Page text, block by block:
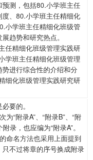
测，包括80.小学班主任
、80.小学班主任精细化
小学班主任精细化班级管
趋势和研究热点。
任精细化班级管理实践研
学班主任精细化班级管理
进行综合性的介绍和分
细化班级管理实践研究研
要的。
“附录A”、“附录B”、“附
录，也应编为“附录A”。
命名方法也采用上面提到
不过将章的序号换成附录